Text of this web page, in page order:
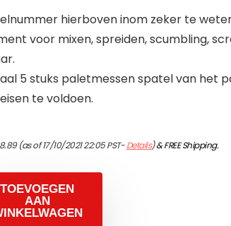
hierboven inom zeker te
voor mixen, spreiden, scumbling,
5 stuks paletmessen spatel van het
te voldoen.
(as of 17/10/2021 22:05 PST-Details)&FREE Shipping.
TOEVOEGEN
AAN